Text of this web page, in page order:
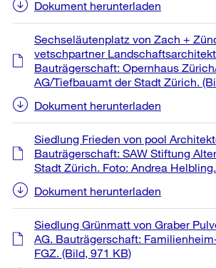
Dokument herunterladen
Sechseläutenplatz von Zach +
vetschpartner
Bauträgerschaft: Opernhaus
AG/Tiefbauamt der Stadt Zürich.
Dokument herunterladen
Siedlung Frieden von pool
Bauträgerschaft: SAW Stiftung
Stadt Zürich. Foto: Andrea Helbling.
Dokument herunterladen
Siedlung Grünmatt von Graber
AG. Bauträgerschaft:
FGZ. (Bild, 971 KB)